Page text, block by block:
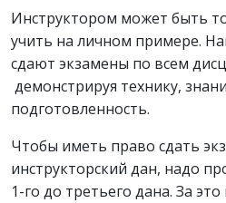
Инструктором может быть
учить на личном примере.
сдают экзамены по всем
демонстрируя технику,
подготовленность.
Чтобы иметь право сдать
инструкторский дан, надо
1-го до третьего дана. За